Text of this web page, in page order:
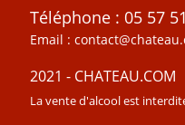
Téléphone : 05 57
Email :
2021 - CHATEAU.COM
La vente d'alcool est